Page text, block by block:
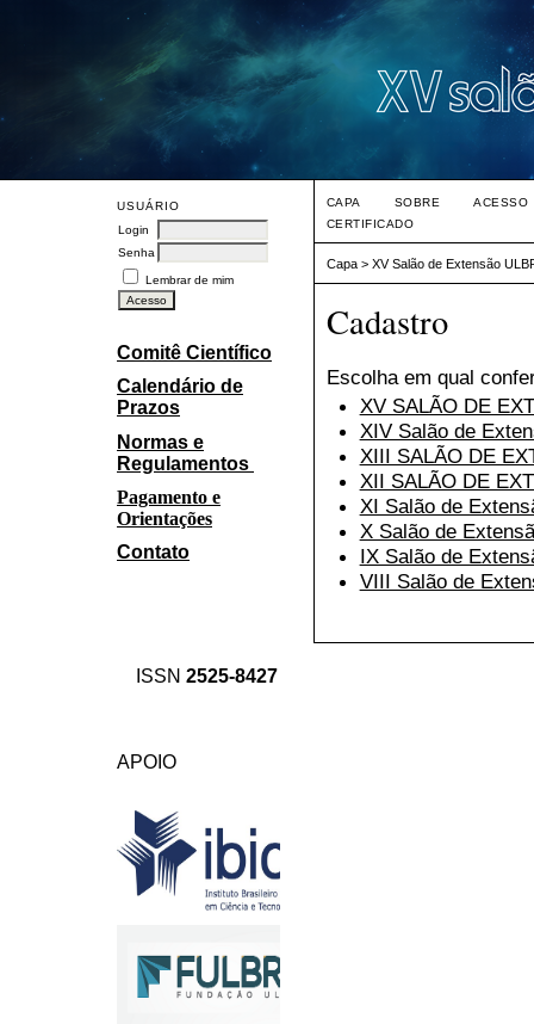
USUÁRIO
Login
Senha
Lembrar de mim
Comitê Científico
Calendário de
Prazos
Normas e
Regulamentos
Pagamento e
Orientações
Contato
ISSN 2525-8427
APOIO
CAPA SOBRE
ACESSO
CERTIFICADO
Capa> XV Salão de Extensão
Cadastro
Escolha em qual
XV SALÃO DE
XIV Salão de
XIII SALÃO DE
XII SALÃO DE
XI Salão de
X Salão de
IX Salão de
VIII Salão de